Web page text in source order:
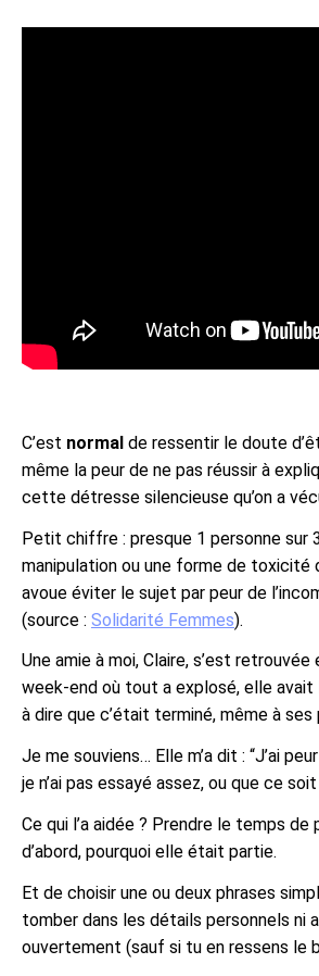
C’est normal de ressentir le doute
même la peur de ne pas réussir à
cette détresse silencieuse qu’on a
Petit chiffre : presque 1 personne sur
manipulation ou une forme de toxicité
avoue éviter le sujet par peur de
(source : Solidarité Femmes).
Une amie à moi, Claire, s’est
week-end où tout a explosé, elle avait
à dire que c’était terminé, même à ses
Je me souviens… Elle m’a dit : “J’ai
je n’ai pas essayé assez, ou que ce
Ce qui l’a aidée ? Prendre le temps de
d’abord, pourquoi elle était partie.
Et de choisir une ou deux phrases
tomber dans les détails personnels ni
ouvertement (sauf si tu en ressens le